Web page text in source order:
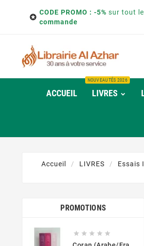

CODE PROMO : -5% sur tout
commande
ACCUEIL LIVRES
NOUVEAUTÉS 2026
Accueil LIVRES Essais
PROMOTIONS
    